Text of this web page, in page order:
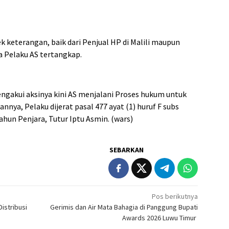
keterangan, baik dari Penjual HP di Malili maupun
Pelaku AS tertangkap.
aksinya kini AS menjalani Proses hukum untuk
Pelaku dijerat pasal 477 ayat (1) huruf F subs
Penjara, Tutur Iptu Asmin. (wars)
SEBARKAN
Pos berikutnya
Gerimis dan Air Mata Bahagia di Panggung Bupati
Awards 2026 Luwu Timur ‎